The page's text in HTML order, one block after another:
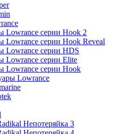
Lowrance серии Hook 2
Lowrance серии Hook Reveal
Lowrance серии HDS
Lowrance серии Elite
Lowrance серии Hook
Lowrance
Непотеряйка 3